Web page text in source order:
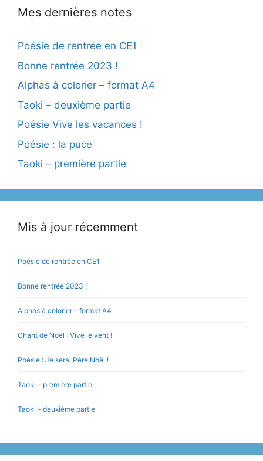
Mes dernières notes
Poésie de rentrée en CE1
Bonne rentrée 2023 !
Alphas à colorier – format A4
Taoki – deuxième partie
Poésie Vive les vacances !
Poésie : la puce
Taoki – première partie
Mis à jour récemment
Poésie de rentrée en CE1
Bonne rentrée 2023 !
Alphas à colorier – format A4
Chant de Noël : Vive le vent !
Poésie : Je serai Père Noël !
Taoki – première partie
Taoki – deuxième partie